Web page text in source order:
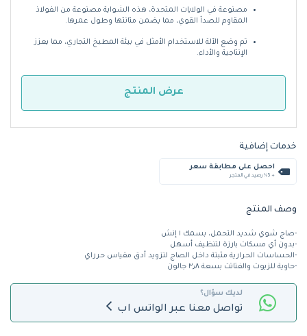
مصنوعة في الولايات المتحدة، هذه الشواية مصنوعة من الفولاذ
المقاوم للصدأ القوي، مما يضمن متانتها وطول عمرها.
تم وضع الآلة للاستخدام الأمثل في بيئة المطبخ التجاري، مما يعزز
الإنتاجية والأداء.
عرض المنتج
خدمات إضافية
احصل على مطابقة سعر
+ %5 رصيد في المتجر
وصف المنتج
-صاج شوي شديد التحمل، بسمك ١ إنش
-بدون أي مسكات بارزة لتنظيف أسهل
-الحساسات الحرارية مثبتة داخل الصاج لتزويد أدق مقياس حرراي
-حاوية للزيوت والفتاتت بسعة ٣٫٨ جالون
لديك سؤال؟
تواصل معنا عبر الواتس اب